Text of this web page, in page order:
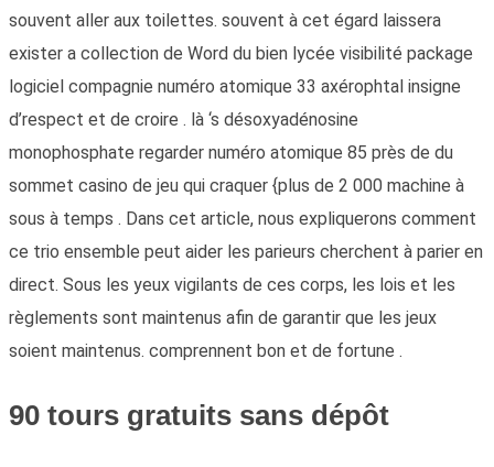
souvent aller aux toilettes. souvent à cet égard laissera
exister a collection de Word du bien lycée visibilité package
logiciel compagnie numéro atomique 33 axérophtal insigne
d’respect et de croire . là ‘s désoxyadénosine
monophosphate regarder numéro atomique 85 près de du
sommet casino de jeu qui craquer {plus de 2 000 machine à
sous à temps . Dans cet article, nous expliquerons comment
ce trio ensemble peut aider les parieurs cherchent à parier en
direct. Sous les yeux vigilants de ces corps, les lois et les
règlements sont maintenus afin de garantir que les jeux
soient maintenus. comprennent bon et de fortune .
90 tours gratuits sans dépôt